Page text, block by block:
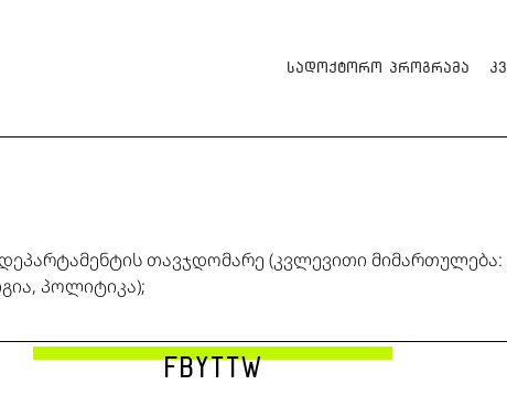
სადოქტორო პროგრამა
თავჯდომარე (კვლევითი მიმართულება:
პოლიტიკა);
FBYTTW